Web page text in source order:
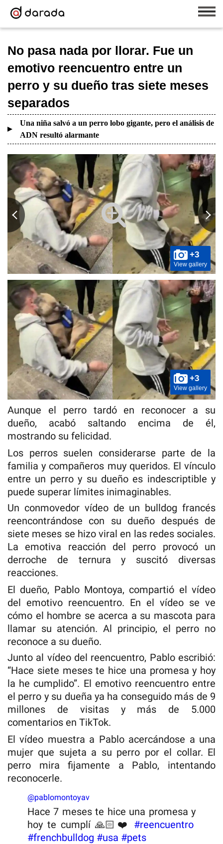
No pasa nada por llorar. Fue un
emotivo reencuentro entre un
perro y su dueño tras siete meses
separados
Una niña salvó a un perro lobo gigante, pero el análisis de
ADN resultó alarmante
+3
View gallery
+3
View gallery
Aunque el perro tardó en reconocer a su
dueño, acabó saltando encima de él,
mostrando su felicidad.
Los perros suelen considerarse parte de la
familia y compañeros muy queridos. El vínculo
entre un perro y su dueño es indescriptible y
puede superar límites inimaginables.
Un conmovedor vídeo de un bulldog francés
reencontrándose con su dueño después de
siete meses se hizo viral en las redes sociales.
La emotiva reacción del perro provocó un
derroche de ternura y suscitó diversas
reacciones.
El dueño, Pablo Montoya, compartió el vídeo
del emotivo reencuentro. En el vídeo se ve
cómo el hombre se acerca a su mascota para
llamar su atención. Al principio, el perro no
reconoce a su dueño.
Junto al vídeo del reencuentro, Pablo escribió:
“Hace siete meses te hice una promesa y hoy
la he cumplido”. El emotivo reencuentro entre
el perro y su dueña ya ha conseguido más de 9
millones de visitas y más de 5.000
comentarios en TikTok.
El vídeo muestra a Pablo acercándose a una
mujer que sujeta a su perro por el collar. El
perro mira fijamente a Pablo, intentando
reconocerle.
@pablomontoyav
Hace 7 meses te hice una promesa y
hoy te cumplí 🙏🏻❤️ #reencuentro
#frenchbulldog #usa #pets